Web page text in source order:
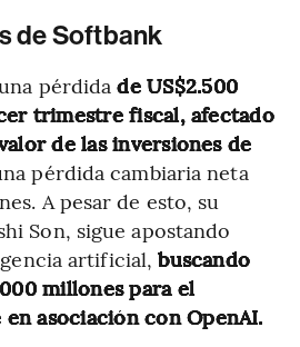
de Softbank
pérdidade US$2.500
trimestre fiscal, afectado
de las inversiones de
pérdida cambiaria neta
A pesar de esto, su
Son, sigue apostando
artificial,buscando
millones para el
asociación con OpenAI.